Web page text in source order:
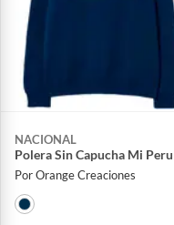
NACIONAL
Polera Sin Capucha Mi Peru
Por Orange Creaciones